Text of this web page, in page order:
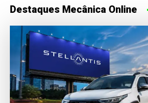
Destaques Mecânica Online